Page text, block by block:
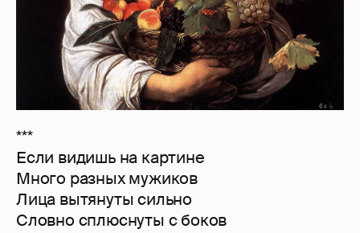
***
Если видишь на картине
Много разных мужиков
Лица вытянуты сильно
Словно сплюснуты с боков